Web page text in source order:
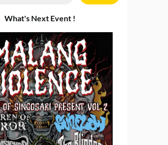
What's Next Event !